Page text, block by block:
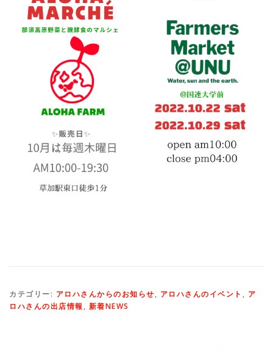
カテゴリー: アロハさんからのお知らせ, アロハさんのイベント , ア
ロハさんの出店情報, 新着NEWS